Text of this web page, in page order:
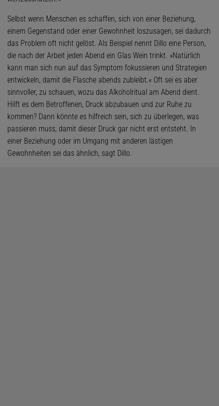
Selbst wenn Menschen es schaffen, sich von einer Beziehung,
einem Gegenstand oder einer Gewohnheit loszusagen, sei dadurch
das Problem oft nicht gelöst. Als Beispiel nennt Dillo eine Person,
die nach der Arbeit jeden Abend ein Glas Wein trinkt. »Natürlich
kann man sich nun auf das Symptom fokussieren und Strategien
entwickeln, damit die Flasche abends zubleibt.« Oft sei es aber
sinnvoller, zu schauen, wozu das Alkoholritual am Abend dient.
Hilft es dem Betroffenen, Druck abzubauen und zur Ruhe zu
kommen? Dann könnte es hilfreich sein, sich zu überlegen, was
passieren muss, damit dieser Druck gar nicht erst entsteht. In
einer Beziehung oder im Umgang mit anderen lästigen
Gewohnheiten sei das ähnlich, sagt Dillo.